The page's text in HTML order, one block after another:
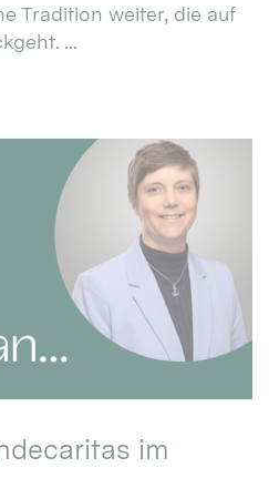
Tradition weiter, die auf
...
im